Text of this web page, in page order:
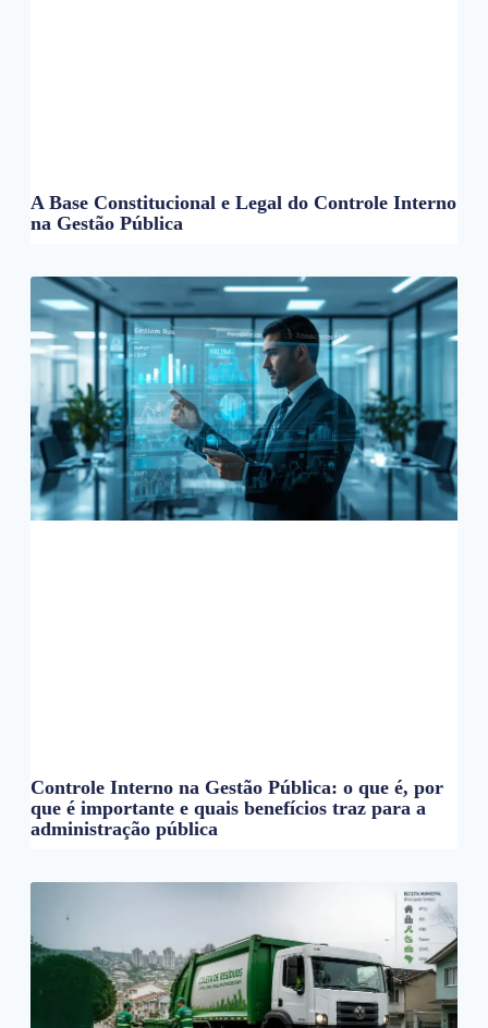
A Base Constitucional e Legal do Controle Interno
na Gestão Pública
Controle Interno na Gestão Pública: o que é, por
que é importante e quais benefícios traz para a
administração pública